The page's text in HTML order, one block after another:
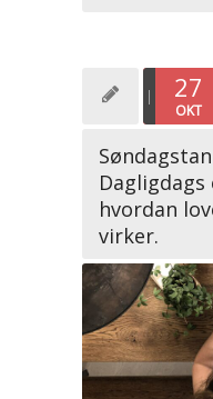
27
OKT
hvordan
virker.